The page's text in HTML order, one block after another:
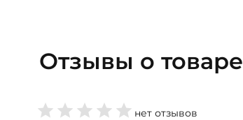
Отзывы о товаре
нет отзывов